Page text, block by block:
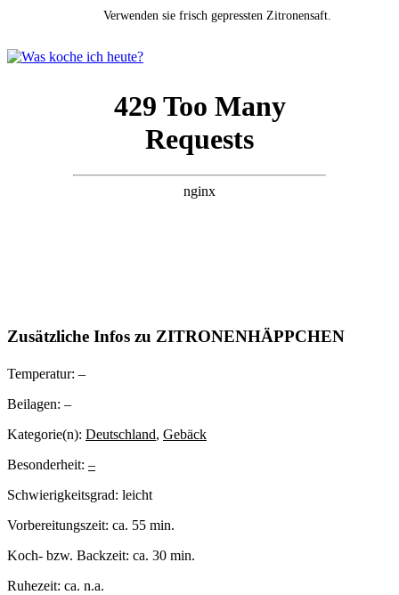
Verwenden sie frisch gepressten Zitronensaft.
Zusätzliche Infos zu ZITRONENHÄPPCHEN
Temperatur: –
Beilagen: –
Kategorie(n): Deutschland, Gebäck
Besonderheit: –
Schwierigkeitsgrad: leicht
Vorbereitungszeit: ca. 55 min.
Koch- bzw. Backzeit: ca. 30 min.
Ruhezeit: ca. n.a.